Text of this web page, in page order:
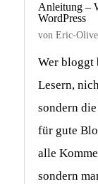
Anleitung –
WordPress
von Eric-
Wer bloggt
Lesern,
sondern
für gute
alle
sondern